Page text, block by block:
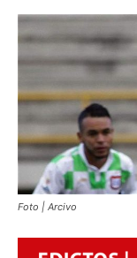
Foto | Arcivo